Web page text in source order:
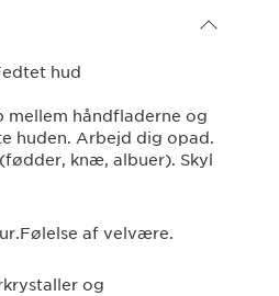
hud
mellem håndfladerne og
huden. Arbejd dig opad.
knæ, albuer). Skyl
af velvære.
og